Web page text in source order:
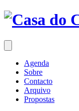
Saltar
para
conteúdo
Agenda
Sobre
Contacto
Arquivo
Propostas